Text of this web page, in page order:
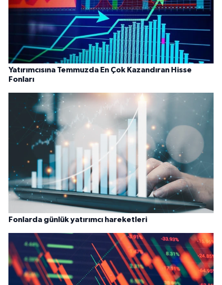
Yatırımcısına Temmuzda En Çok Kazandıran Hisse
Fonları
Fonlarda günlük yatırımcı hareketleri